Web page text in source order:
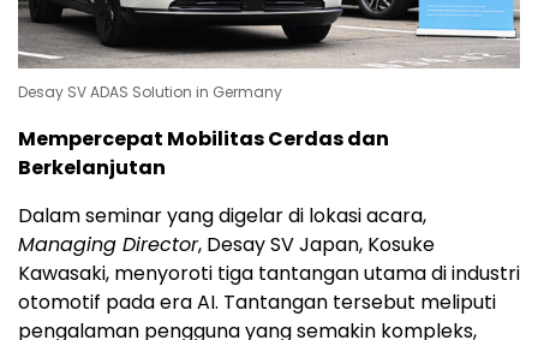
Desay SV ADAS Solution in Germany
Mempercepat Mobilitas Cerdas dan
Berkelanjutan
Dalam seminar yang digelar di lokasi acara,
Managing Director, Desay SV Japan, Kosuke
Kawasaki, menyoroti tiga tantangan utama di industri
otomotif pada era AI. Tantangan tersebut meliputi
pengalaman pengguna yang semakin kompleks,